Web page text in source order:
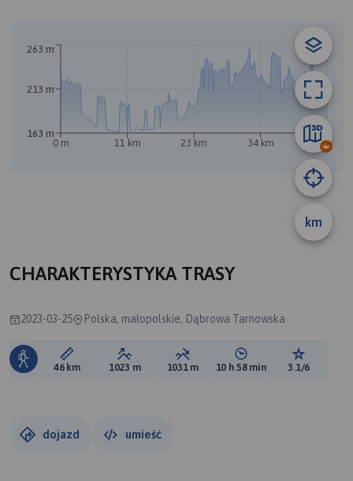
B
km
0 m 11 km 23 km 34 km 46 km
163 m
213 m
263 m
CHARAKTERYSTYKA TRASY
2023-03-25 Polska, małopolskie, Dąbrowa Tarnowska
Długość trasy:
46 km Suma przewyższeń:
1023 m Suma spadków:
1031 m Średni czas potrzebny
10 h 58 min Ocena
3.1/6
dojazd umieść